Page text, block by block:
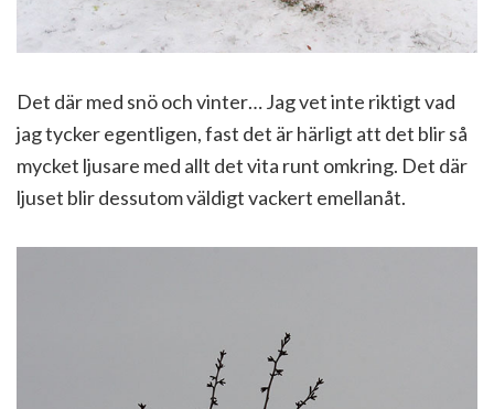
Det där med snö och vinter… Jag vet inte riktigt vad
jag tycker egentligen, fast det är härligt att det blir så
mycket ljusare med allt det vita runt omkring. Det där
ljuset blir dessutom väldigt vackert emellanåt.